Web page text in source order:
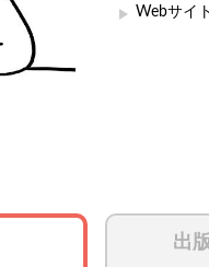
Webサイト
出